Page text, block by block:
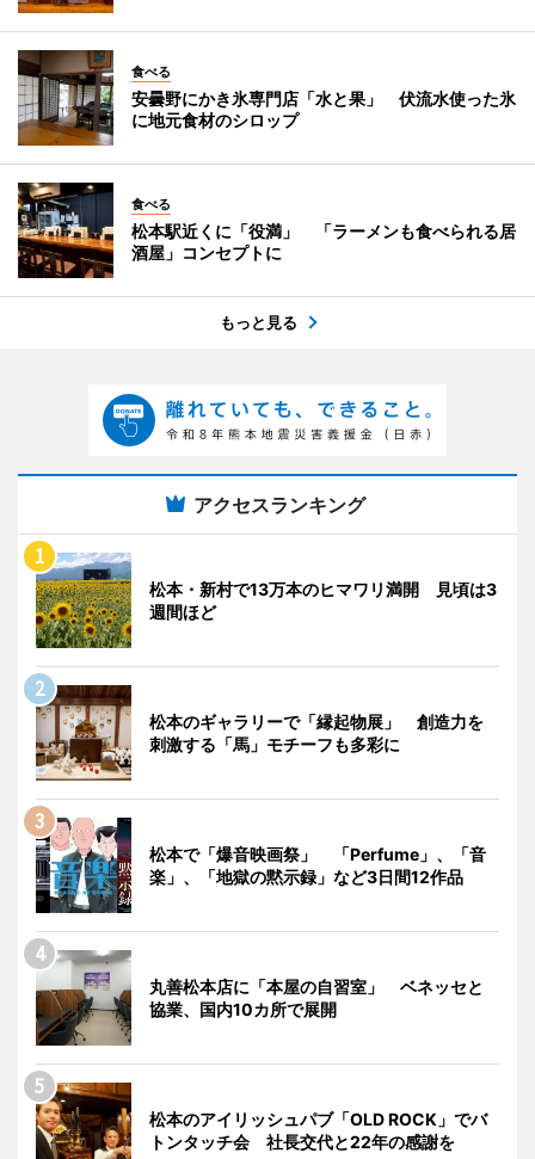
食べる
安曇野にかき氷専門店「水と果」 伏流水使った氷
に地元食材のシロップ
食べる
松本駅近くに「役満」 「ラーメンも食べられる居
酒屋」コンセプトに
もっと見る
アクセスランキング
松本・新村で13万本のヒマワリ満開 見頃は3
週間ほど
松本のギャラリーで「縁起物展」 創造力を
刺激する「馬」モチーフも多彩に
松本で「爆音映画祭」 「Perfume」、「音
楽」、「地獄の黙示録」など3日間12作品
丸善松本店に「本屋の自習室」 ベネッセと
協業、国内10カ所で展開
松本のアイリッシュパブ「OLD ROCK」でバ
トンタッチ会 社長交代と22年の感謝を